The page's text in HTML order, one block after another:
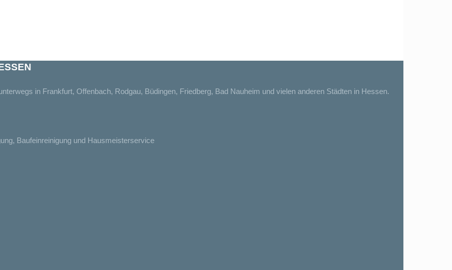
in Frankfurt, Offenbach, Rodgau, Büdingen, Friedberg, Bad Nauheim und vielen anderen Städten in Hessen.
Baufeinreinigung und Hausmeisterservice